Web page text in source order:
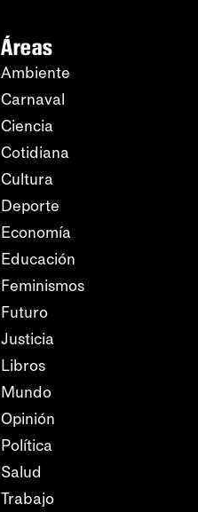
Áreas
Ambiente
Carnaval
Ciencia
Cotidiana
Cultura
Deporte
Economía
Educación
Feminismos
Futuro
Justicia
Libros
Mundo
Opinión
Política
Salud
Trabajo